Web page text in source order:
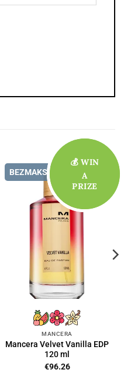
BEZMAKSAS PIEGĀDE
MANCERA
Mancera Velvet Vanilla EDP
120 ml
€96.26
💰 WIN
A
PRIZE
💰 WIN
A
PRIZE